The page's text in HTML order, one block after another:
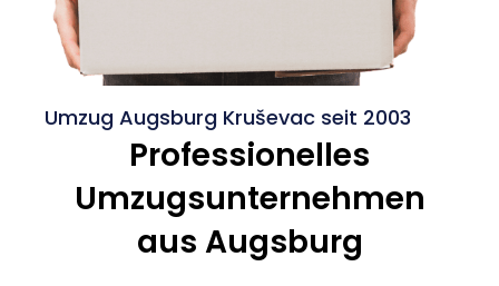
Umzug Augsburg Kruševac seit 2003
Professionelles
Umzugsunternehmen
aus Augsburg